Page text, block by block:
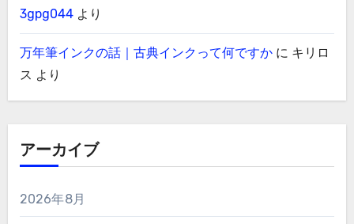
3gpg044より
万年筆インクの話｜古典インクって何ですかに キリロ
ス より
アーカイブ
2026年8月